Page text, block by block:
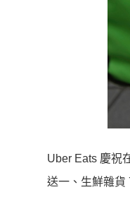
Uber Eats 慶祝
送一、生鮮雜貨